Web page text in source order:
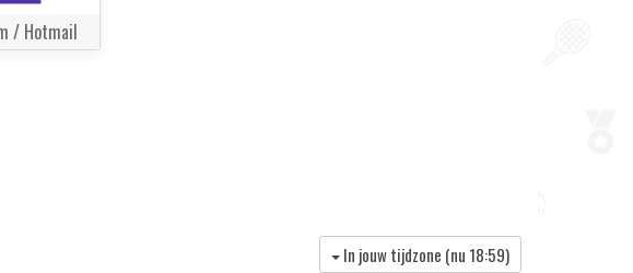
/ Hotmail
In jouw tijdzone (nu 18:59)